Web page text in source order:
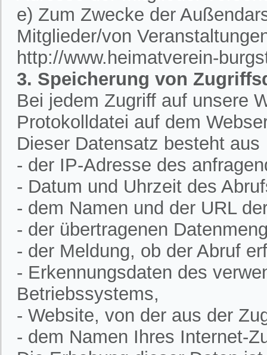
e) Zum Zwecke der
Mitglieder/von
http://www.heimatverein-
3. Speicherung von
Bei jedem Zugriff auf unsere
Protokolldatei auf dem
Dieser Datensatz besteht aus
- der IP-Adresse des
- Datum und Uhrzeit des
- dem Namen und der URL
- der übertragenen
- der Meldung, ob der Abruf
- Erkennungsdaten des
Betriebssystems,
- Website, von der aus der
- dem Namen Ihres Internet-